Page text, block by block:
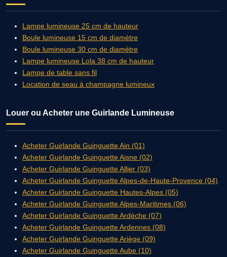
Lampe lumineuse 25 cm de hauteur
Boule lumineuse 15 cm de diamètre
Boule lumineuse 30 cm de diamètre
Lampe lumineuse Lola 38 cm de hauteur
Lampe de table sans fil
Location de seau à champagne lumineux
Louer ou Acheter une Guirlande Lumineuse
Acheter Guirlande Guinguette Ain (01)
Acheter Guirlande Guinguette Aisne (02)
Acheter Guirlande Guinguette Allier (03)
Acheter Guirlande Guinguette Alpes-de-Haute-Provence (04)
Acheter Guirlande Guinguette Hautes-Alpes (05)
Acheter Guirlande Guinguette Alpes-Maritimes (06)
Acheter Guirlande Guinguette Ardèche (07)
Acheter Guirlande Guinguette Ardennes (08)
Acheter Guirlande Guinguette Ariège (09)
Acheter Guirlande Guinguette Aube (10)